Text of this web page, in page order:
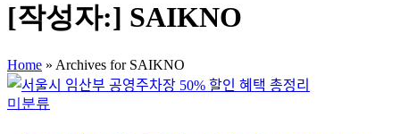
[작성자:] SAIKNO
Home » Archives for SAIKNO
미분류